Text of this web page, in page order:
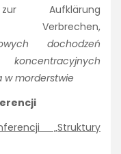
zur Aufklärung
Verbrechen,
dochodzeń
w morderstwie
„Struktury